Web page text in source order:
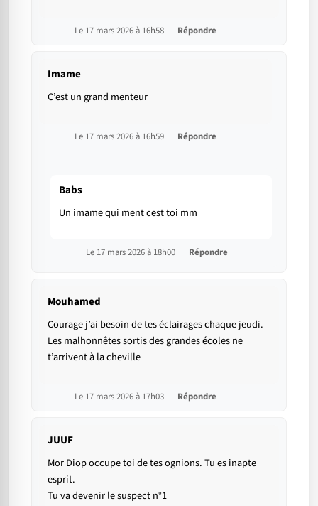
Le 17 mars 2026 à 16h58 Répondre
Imame
C’est un grand menteur
Le 17 mars 2026 à 16h59 Répondre
Babs
Un imame qui ment cest toi mm
Le 17 mars 2026 à 18h00 Répondre
Mouhamed
Courage j’ai besoin de tes éclairages chaque jeudi.
Les malhonnêtes sortis des grandes écoles ne
t’arrivent à la cheville
Le 17 mars 2026 à 17h03 Répondre
JUUF
Mor Diop occupe toi de tes ognions. Tu es inapte
esprit.
Tu va devenir le suspect n°1